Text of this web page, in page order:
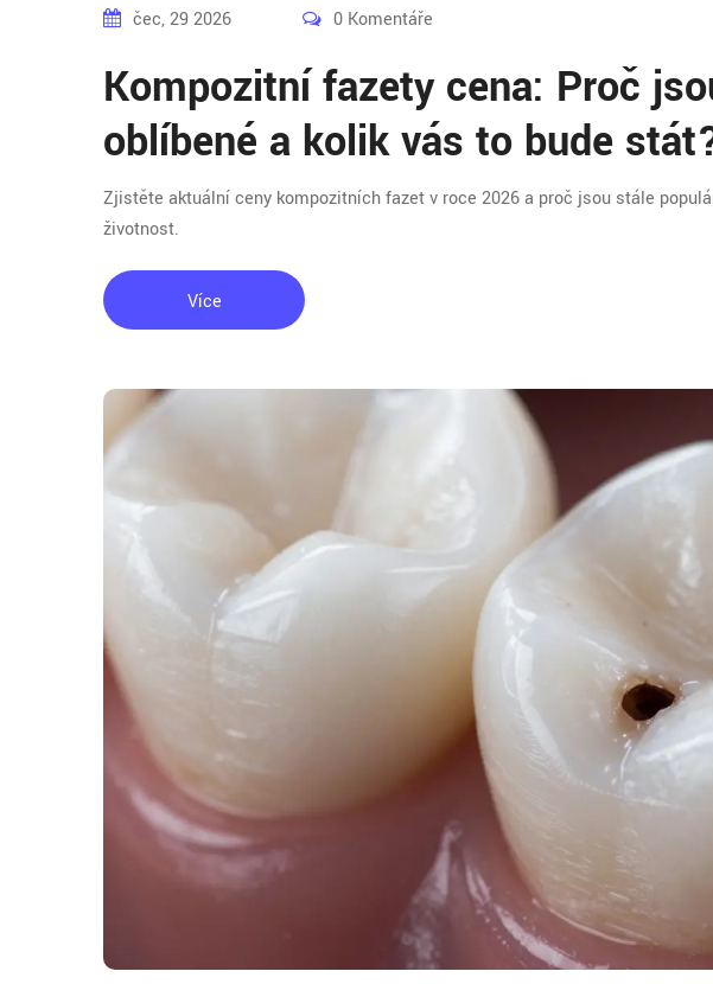
čec, 29 2026 0 Komentáře
Kompozitní fazety cena: Proč
oblíbené a kolik vás to bude
Zjistěte aktuální ceny kompozitních fazet v roce 2026 a proč jsou stále
životnost.
Více